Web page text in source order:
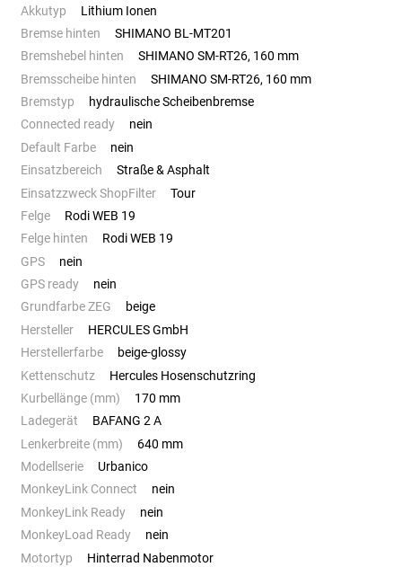
Akkutyp
Lithium Ionen
Bremse hinten
SHIMANO BL-MT201
Bremshebel hinten
SHIMANO SM-RT26, 160 mm
Bremsscheibe hinten
SHIMANO SM-RT26, 160 mm
Bremstyp
hydraulische Scheibenbremse
Connected ready
nein
Default Farbe
nein
Einsatzbereich
Straße & Asphalt
Einsatzzweck ShopFilter
Tour
Felge
Rodi WEB 19
Felge hinten
Rodi WEB 19
GPS
nein
GPS ready
nein
Grundfarbe ZEG
beige
Hersteller
HERCULES GmbH
Herstellerfarbe
beige-glossy
Kettenschutz
Hercules Hosenschutzring
Kurbellänge (mm)
170 mm
Ladegerät
BAFANG 2 A
Lenkerbreite (mm)
640 mm
Modellserie
Urbanico
MonkeyLink Connect
nein
MonkeyLink Ready
nein
MonkeyLoad Ready
nein
Motortyp
Hinterrad Nabenmotor